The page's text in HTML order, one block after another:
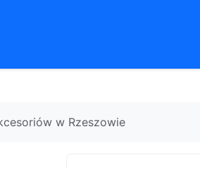
w Rzeszowie